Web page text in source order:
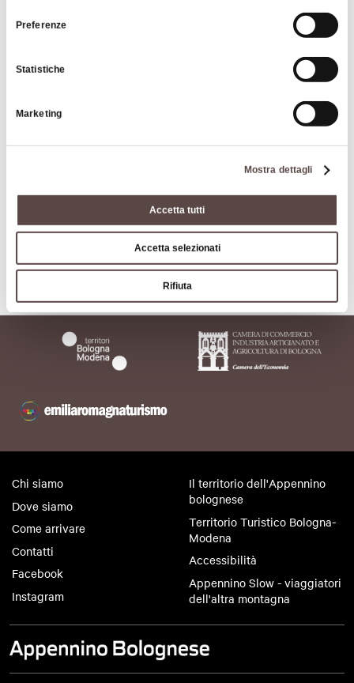
Preferenze
Statistiche
Marketing
Mostra dettagli
Accetta tutti
Accetta selezionati
Rifiuta
contributors ©CARTO
Via Porrettana, 177
Contatti
Chi siamo
Dove siamo
Come arrivare
Contatti
Facebook
Instagram
Il territorio dell'Appennino
bolognese
Territorio Turistico Bologna-
Modena
Accessibilità
Appennino Slow - viaggiatori
dell'altra montagna